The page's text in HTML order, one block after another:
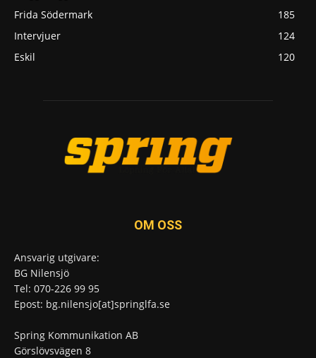
Frida Södermark
185
Intervjuer
124
Eskil
120
OM OSS
Ansvarig utgivare:
BG Nilensjö
Tel: 070-226 99 95
Epost: bg.nilensjo[at]springlfa.se
Spring Kommunikation AB
Görslövsvägen 8